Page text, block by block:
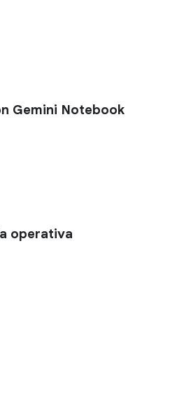
Gemini Notebook
operativa